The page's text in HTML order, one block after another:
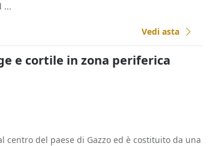
...
Vedi asta
e cortile in zona periferica
del paese di Gazzo ed è costituito da una